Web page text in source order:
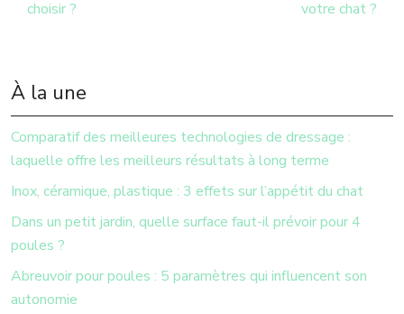
choisir ?
votre chat ?
À la une
Comparatif des meilleures technologies de dressage :
laquelle offre les meilleurs résultats à long terme
Inox, céramique, plastique : 3 effets sur l’appétit du chat
Dans un petit jardin, quelle surface faut-il prévoir pour 4
poules ?
Abreuvoir pour poules : 5 paramètres qui influencent son
autonomie